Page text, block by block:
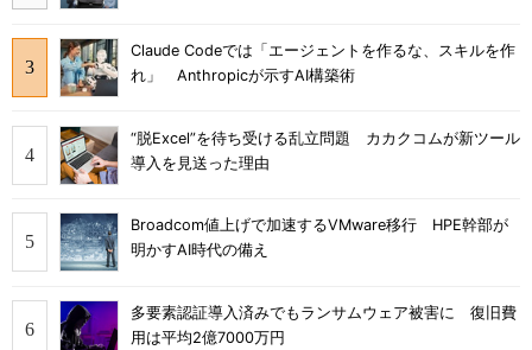
Claude Codeでは「エージェントを作るな、スキルを作
れ」 Anthropicが示すAI構築術
“脱Excel”を待ち受ける乱立問題 カカクコムが新ツール
導入を見送った理由
Broadcom値上げで加速するVMware移行 HPE幹部が
明かすAI時代の備え
多要素認証導入済みでもランサムウェア被害に 復旧費
用は平均2億7000万円